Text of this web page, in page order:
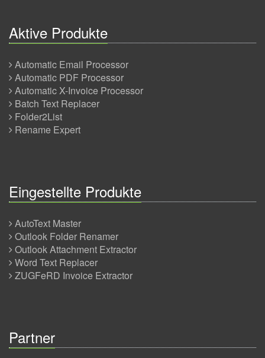
Aktive Produkte
Automatic Email Processor
Automatic PDF Processor
Automatic X-Invoice Processor
Batch Text Replacer
Folder2List
Rename Expert
Eingestellte Produkte
AutoText Master
Outlook Folder Renamer
Outlook Attachment Extractor
Word Text Replacer
ZUGFeRD Invoice Extractor
Partner